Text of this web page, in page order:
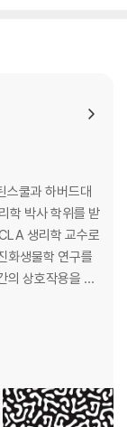
학, 법학 등을 총
방식에 대한 50년
에 있다.
ideas about ho
live well? In t
reveals that tradi
windo
of human histo
Drawing on
how tribal p
health and di
스쿨과 하버드대
학 박사 학위를 받
생리학 교수로
화생물학 연구를
의 상호작용을 연
확장해나갔다.
에게 지리학을 가